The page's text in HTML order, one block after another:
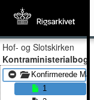
Hof- og Slotskirken
Kontraministerialbog
Konfirmerede
1